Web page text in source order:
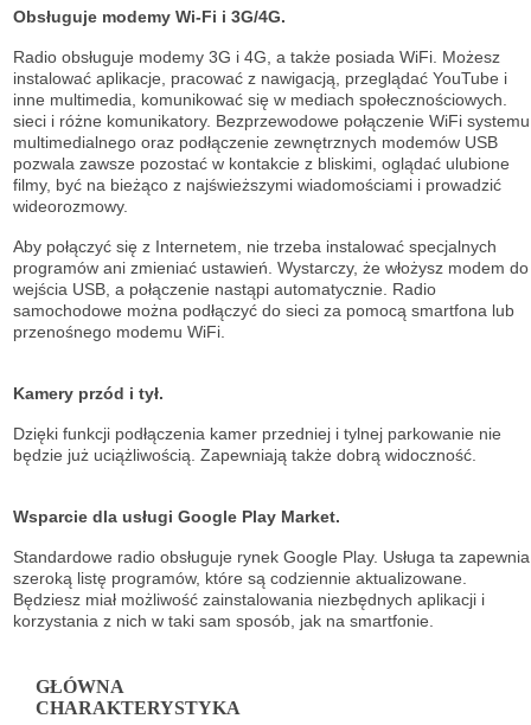
Obsługuje modemy Wi-Fi i 3G/4G.
Radio obsługuje modemy 3G i 4G, a także posiada WiFi. Możesz
instalować aplikacje, pracować z nawigacją, przeglądać YouTube i
inne multimedia, komunikować się w mediach społecznościowych.
sieci i różne komunikatory. Bezprzewodowe połączenie WiFi systemu
multimedialnego oraz podłączenie zewnętrznych modemów USB
pozwala zawsze pozostać w kontakcie z bliskimi, oglądać ulubione
filmy, być na bieżąco z najświeższymi wiadomościami i prowadzić
wideorozmowy.
Aby połączyć się z Internetem, nie trzeba instalować specjalnych
programów ani zmieniać ustawień. Wystarczy, że włożysz modem do
wejścia USB, a połączenie nastąpi automatycznie. Radio
samochodowe można podłączyć do sieci za pomocą smartfona lub
przenośnego modemu WiFi.
Kamery przód i tył.
Dzięki funkcji podłączenia kamer przedniej i tylnej parkowanie nie
będzie już uciążliwością. Zapewniają także dobrą widoczność.
Wsparcie dla usługi Google Play Market.
Standardowe radio obsługuje rynek Google Play. Usługa ta zapewnia
szeroką listę programów, które są codziennie aktualizowane.
Będziesz miał możliwość zainstalowania niezbędnych aplikacji i
korzystania z nich w taki sam sposób, jak na smartfonie.
GŁÓWNA
CHARAKTERYSTYKA